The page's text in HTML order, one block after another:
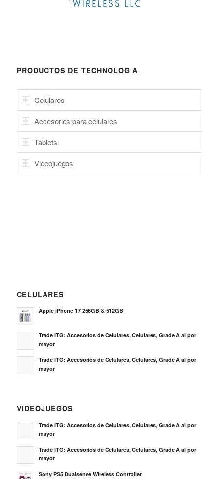
PRODUCTOS DE TECHNOLOGIA
Celulares
Accesorios para celulares
Tablets
Videojuegos
CELULARES
Apple iPhone 17 256GB & 512GB
Trade ITG: Accesorios de Celulares, Celulares, Grade A al por
mayor
Trade ITG: Accesorios de Celulares, Celulares, Grade A al por
mayor
VIDEOJUEGOS
Trade ITG: Accesorios de Celulares, Celulares, Grade A al por
mayor
Trade ITG: Accesorios de Celulares, Celulares, Grade A al por
mayor
Sony PS5 Dualsense Wireless Controller